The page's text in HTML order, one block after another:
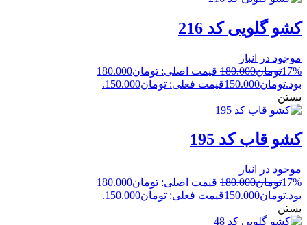
کشو گلویی کد 216
موجود در انبار
17%تومان180.000
قیمت اصلی: تومان180.000
بود.تومان150.000قیمت فعلی: تومان150.000.
بستن
کشو قاب کد 195
موجود در انبار
17%تومان180.000
قیمت اصلی: تومان180.000
بود.تومان150.000قیمت فعلی: تومان150.000.
بستن